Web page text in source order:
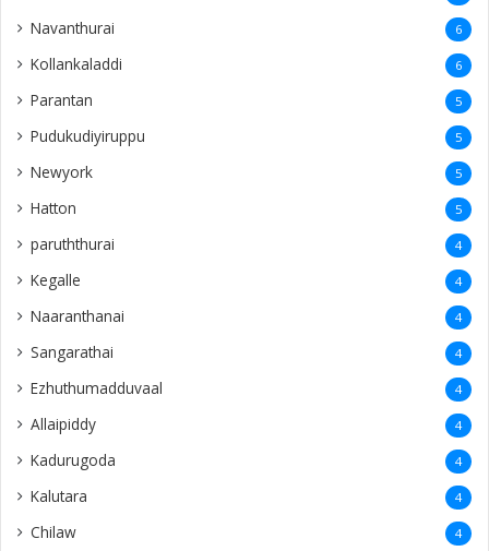
Navanthurai 6
Kollankaladdi 6
Parantan 5
Pudukudiyiruppu 5
Newyork 5
Hatton 5
paruththurai 4
Kegalle 4
Naaranthanai 4
Sangarathai 4
Ezhuthumadduvaal 4
Allaipiddy 4
Kadurugoda 4
Kalutara 4
Chilaw 4